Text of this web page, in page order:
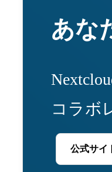
あな
コラボ
公式サイ